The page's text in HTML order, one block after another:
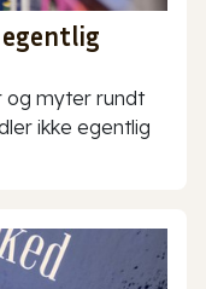
og myter rundt
ikke egentlig